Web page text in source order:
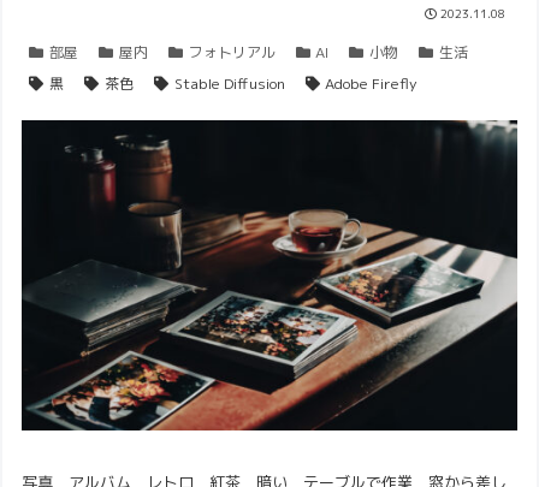
2023.11.08
部屋 屋内 フォトリアル AI 小物
生活
黒
茶色 Stable Diffusion Adobe Firefly
写真 アルバム レトロ 紅茶 暗い テーブルで作業 窓から差し